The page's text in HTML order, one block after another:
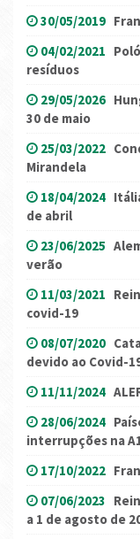
30/05/2019
04/02/2021
resíduos
29/05/2026
30 de maio
25/03/2022
Mirandela
18/04/2024
de abril
23/06/2025
verão
11/03/2021
covid-19
08/07/2020
devido ao Covid-
11/11/2024
28/06/2024
interrupções na
17/10/2022
07/06/2023
a 1 de agosto de